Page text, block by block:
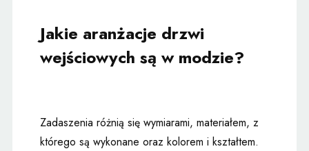
Jakie aranżacje drzwi
wejściowych są w modzie?
Zadaszenia różnią się wymiarami, materiałem, z
którego są wykonane oraz kolorem i kształtem.